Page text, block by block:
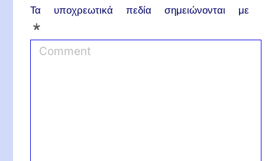
Τα υποχρεωτικά πεδία σημειώνονται με
*